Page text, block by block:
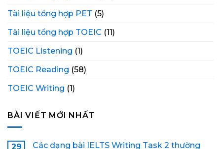
Tài liệu tổng hợp PET (5)
Tài liệu tổng hợp TOEIC (11)
TOEIC Listening (1)
TOEIC Reading (58)
TOEIC Writing (1)
BÀI VIẾT MỚI NHẤT
29
Các dạng bài IELTS Writing Task 2 thường